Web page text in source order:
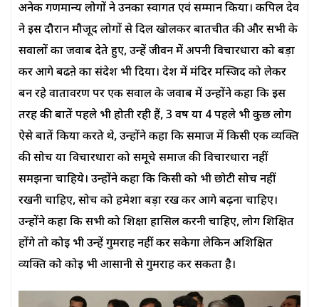
अनेक गणमान्य लोगों ने उनका स्वागत एवं सम्मान किया। कपिल देव
ने इस दौरान मौजूद लोगों से दिल खोलकर बातचीत की और सभी के
सवालों का जवाब देते हुए, उन्हें जीवन में अपनी विचारधारा को बड़ा
कर आगे बढऩे का संदेश भी दिया। देश में मंदिर मस्जिद को लेकर
बन रहे वातावरण पर एक सवाल के जवाब में उन्होंने कहा कि इस
तरह की बातें पहले भी होती रही हैं, 3 वर्ष या 4 पहले भी कुछ लोग
ऐसे बातें किया करते थे, उन्होंने कहा कि समाज में किसी एक व्यक्ति
की सोच या विचारधारा को समूचे समाज की विचारधारा नहीं
समझना चाहिये। उन्होंने कहा कि किसी को भी छोटी सोच नहीं
रखनी चाहिए, सोच को हमेशा बड़ा रख कर आगे बढ़ना चाहिए।
उन्होंने कहा कि सभी को शिक्षा हासिल करनी चाहिए, लोग शिक्षित
होंगे तो कोई भी उन्हें गुमराह नहीं कर सकेगा लेकिन अशिक्षित
व्यक्ति को कोई भी आसानी से गुमराह कर सकता है।